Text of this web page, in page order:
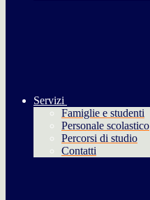
Servizi
Famiglie e studenti
Personale scolastico
Percorsi di studio
Contatti